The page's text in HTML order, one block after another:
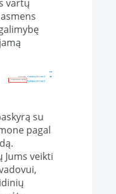
vartų
su
pagal
Jums veikti